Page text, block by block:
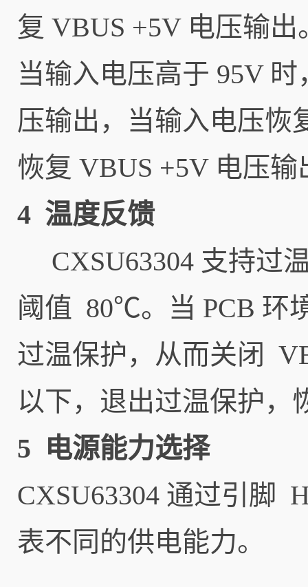
复 VBUS +5V 电压输出
当输入电压高于 95V
压输出，当输入电压恢
恢复 VBUS +5V 电压输
4 温度反馈
CXSU63304 支持过
阈值 80℃。当 PCB 环
过温保护，从而关闭
以下，退出过温保护，
5 电源能力选择
CXSU63304 通过引脚
表不同的供电能力。